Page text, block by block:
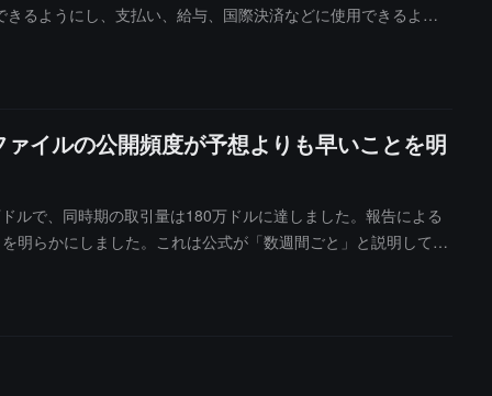
るようにし、支払い、給与、国際決済などに使用できるよう
イルの公開頻度が予想よりも早いことを明
ルで、同時期の取引量は180万ドルに達しました。報告による
明らかにしました。これは公式が「数週間ごと」と説明してい